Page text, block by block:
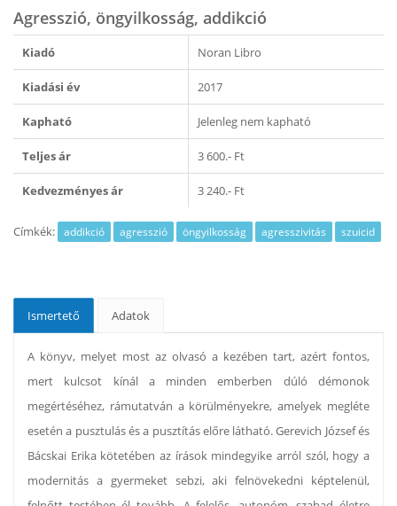
Agresszió, öngyilkosság, addikció
Kiadó Noran Libro
Kiadási év 2017
Kapható Jelenleg nem kapható
Teljes ár 3 600.- Ft
Kedvezményes ár 3 240.- Ft
Címkék: addikció agresszió öngyilkosság agresszivitás szuicid
Ismertető Adatok
A könyv, melyet most az olvasó a kezében tart, azért fontos,
mert kulcsot kínál a minden emberben dúló démonok
megértéséhez, rámutatván a körülményekre, amelyek megléte
esetén a pusztulás és a pusztítás előre látható. Gerevich József és
Bácskai Erika kötetében az írások mindegyike arról szól, hogy a
modernitás a gyermeket sebzi, aki felnövekedni képtelenül,